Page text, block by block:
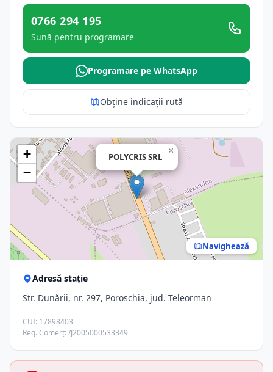
0766 294 195
Sună pentru programare
Programare pe WhatsApp
Obține indicații rută
POLYCRIS SRL
×
+
−
Navighează
Adresă stație
Str. Dunării, nr. 297, Poroschia, jud. Teleorman
CUI: 17898403
Reg. Comerț: /J2005000533349